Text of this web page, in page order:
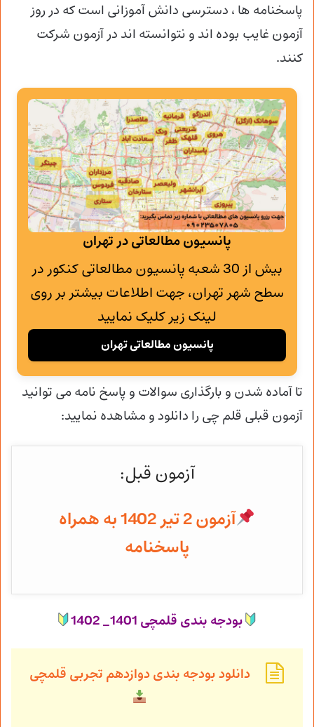
پاسخنامه ها ، دسترسی دانش آموزانی است که در روز
آزمون غایب بوده اند و نتوانسته اند در آزمون شرکت
کنند.
پانسیون مطالعاتی در تهران
بیش از 30 شعبه پانسیون مطالعاتی کنکور در
سطح شهر تهران، جهت اطلاعات بیشتر بر روی
لینک زیر کلیک نمایید
پانسیون مطالعاتی تهران
تا آماده شدن و بارگذاری سوالات و پاسخ نامه می توانید
آزمون قبلی قلم چی را دانلود و مشاهده نمایید:
آزمون قبل:
آزمون 2 تیر 1402 به همراه
پاسخنامه
بودجه بندی قلمچی 1401_ 1402
دانلود بودجه بندی دوازدهم تجربی قلمچی